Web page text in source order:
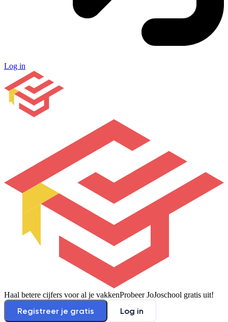
Log in
Haal betere cijfers voor al je vakkenProbeer JoJoschool gratis uit!
Registreer je gratis Log in